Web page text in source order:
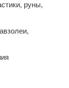
руны,